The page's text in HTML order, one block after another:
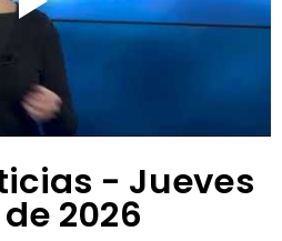
- Jueves
2026